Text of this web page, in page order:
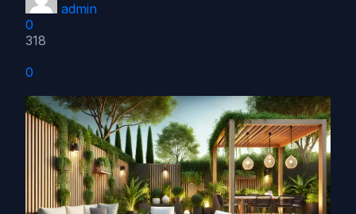
admin
0
318
0